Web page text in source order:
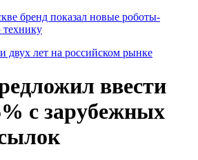
бренд показал новые роботы-
ввести
с зарубежных